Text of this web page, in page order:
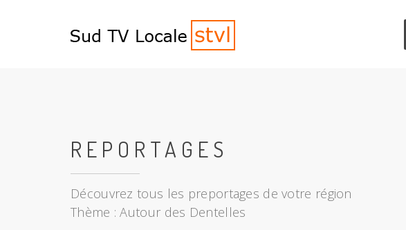
REPORTAGES
Découvrez tous les preportages de votre région
Thème : Autour des Dentelles